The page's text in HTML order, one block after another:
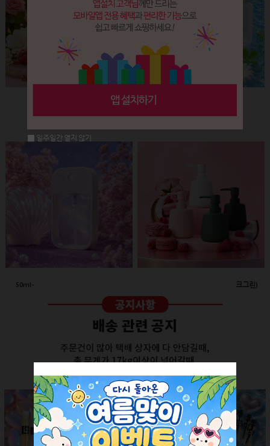
50ml-애플 스프레이(투명/화이트캡)
회원공개
260ml-고급세라믹 펌프용기(다크그린)
회원공개
더보기 +
일주일간 열지 않기